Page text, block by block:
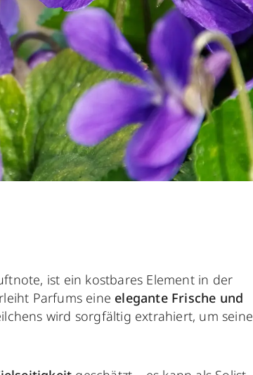
ist ein kostbares Element in der
Parfums eine elegante Frische und
wird sorgfältig extrahiert, um seine